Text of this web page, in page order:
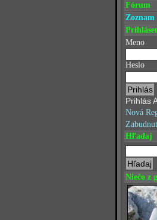
Fórum
Zoznam
Meno
Heslo
Prihlás
Nová
Hľadaj
Niečo z